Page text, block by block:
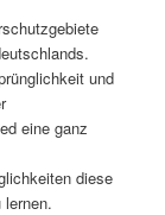
und
eine ganz
diese